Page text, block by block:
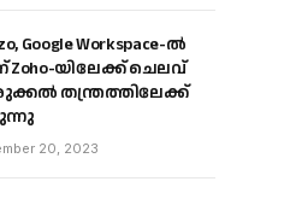
Google Workspace-ൽ
Zoho-യിലേക്ക് ചെലവ്
തന്ത്രത്തിലേക്ക്
20, 2023